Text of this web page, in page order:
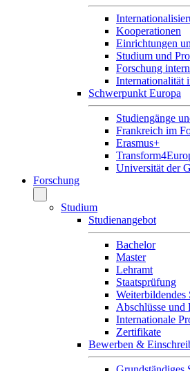
Kooperationen
Einrichtungen
Studium und
Forschung
Internationalität
Schwerpunkt Europa
Studiengänge
Frankreich im
Erasmus+
Universität der
Forschung
Studium
Studienangebot
Bachelor
Master
Lehramt
Staatsprüfung
Weiterbildendes
Abschlüsse und
Internationale
Zertifikate
Bewerben &